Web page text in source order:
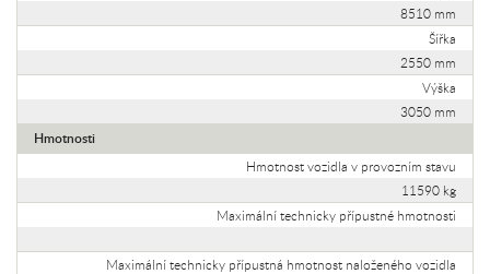
8510 mm
Šířka
2550 mm
Výška
3050 mm
Hmotnosti
Hmotnost vozidla v provozním stavu
11590 kg
Maximální technicky přípustné hmotnosti
Maximální technicky přípustná hmotnost naloženého vozidla